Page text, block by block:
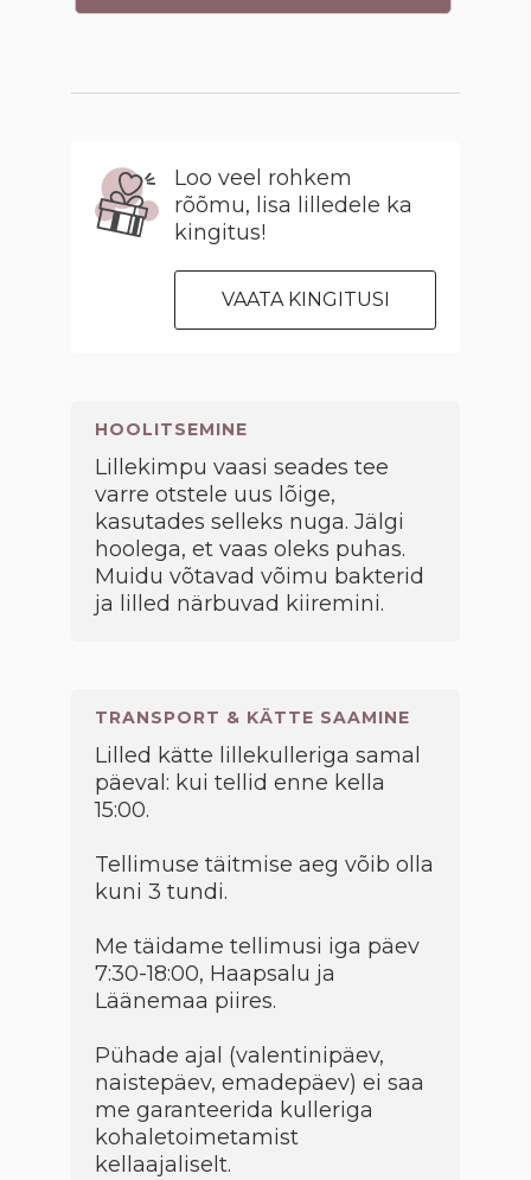
Loo veel rohkem
rõõmu, lisa lilledele ka
kingitus!
VAATA KINGITUSI
HOOLITSEMINE
Lillekimpu vaasi seades tee
varre otstele uus lõige,
kasutades selleks nuga. Jälgi
hoolega, et vaas oleks puhas.
Muidu võtavad võimu bakterid
ja lilled närbuvad kiiremini.
TRANSPORT & KÄTTE SAAMINE
Lilled kätte lillekulleriga samal
päeval: kui tellid enne kella
15:00.
Tellimuse täitmise aeg võib olla
kuni 3 tundi.
Me täidame tellimusi iga päev
7:30-18:00, Haapsalu ja
Läänemaa piires.
Pühade ajal (valentinipäev,
naistepäev, emadepäev) ei saa
me garanteerida kulleriga
kohaletoimetamist
kellaajaliselt.